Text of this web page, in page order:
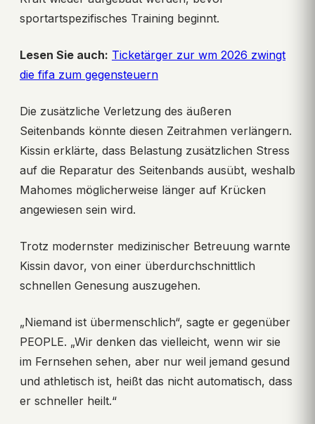
sportartspezifisches Training beginnt.
Lesen Sie auch: Ticketärger zur wm 2026 zwingt
die fifa zum gegensteuern
Die zusätzliche Verletzung des äußeren
Seitenbands könnte diesen Zeitrahmen verlängern.
Kissin erklärte, dass Belastung zusätzlichen Stress
auf die Reparatur des Seitenbands ausübt, weshalb
Mahomes möglicherweise länger auf Krücken
angewiesen sein wird.
Trotz modernster medizinischer Betreuung warnte
Kissin davor, von einer überdurchschnittlich
schnellen Genesung auszugehen.
„Niemand ist übermenschlich“, sagte er gegenüber
PEOPLE. „Wir denken das vielleicht, wenn wir sie
im Fernsehen sehen, aber nur weil jemand gesund
und athletisch ist, heißt das nicht automatisch, dass
er schneller heilt.“